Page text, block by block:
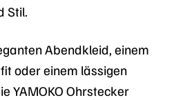
Stil.
Abendkleid, einem
oder einem lässigen
YAMOKO Ohrstecker